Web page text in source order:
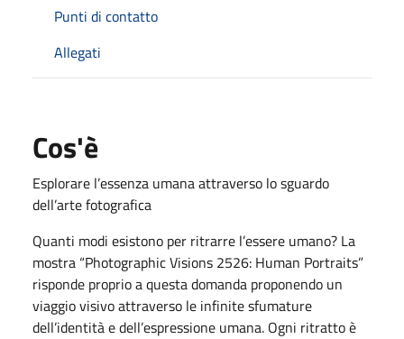
Punti di contatto
Allegati
Cos'è
Esplorare l’essenza umana attraverso lo sguardo
dell’arte fotografica
Quanti modi esistono per ritrarre l’essere umano? La
mostra “Photographic Visions 2526: Human Portraits”
risponde proprio a questa domanda proponendo un
viaggio visivo attraverso le infinite sfumature
dell’identità e dell’espressione umana. Ogni ritratto è